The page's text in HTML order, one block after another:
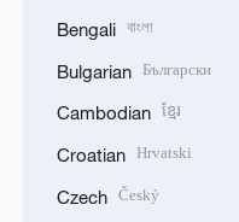
Bengali বাংলা
Bulgarian Български
Cambodian ខ្មែរ
Croatian Hrvatski
Czech Český